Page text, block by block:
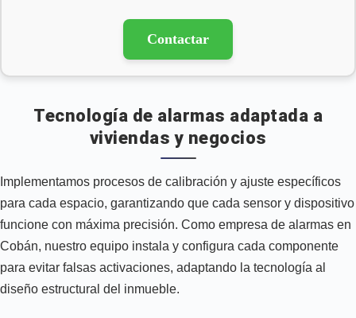
Contactar
Tecnología de alarmas adaptada a
viviendas y negocios
Implementamos procesos de calibración y ajuste específicos
para cada espacio, garantizando que cada sensor y dispositivo
funcione con máxima precisión. Como empresa de alarmas en
Cobán, nuestro equipo instala y configura cada componente
para evitar falsas activaciones, adaptando la tecnología al
diseño estructural del inmueble.